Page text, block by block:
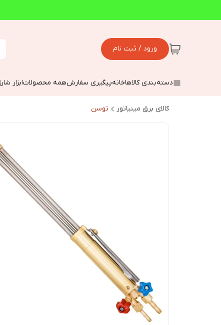
ورود / ثبت نام
دسته‌بندی کالاهاخانهپیگیری سفارشهمه محصولاتابزار
کالای برق مینیاتور توسن